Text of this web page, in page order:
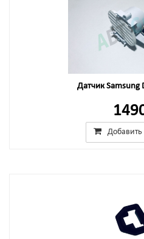
Датчик Samsung
Добавить